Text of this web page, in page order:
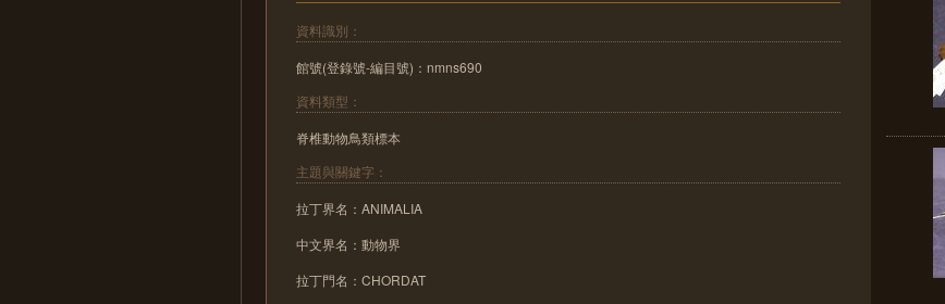
資料識別：
館號(登錄號-編目號)：nmns690
資料類型：
脊椎動物鳥類標本
主題與關鍵字：
拉丁界名：ANIMALIA
中文界名：動物界
拉丁門名：CHORDAT